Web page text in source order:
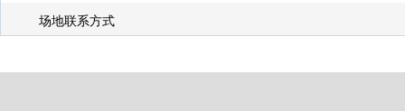
场地联系方式